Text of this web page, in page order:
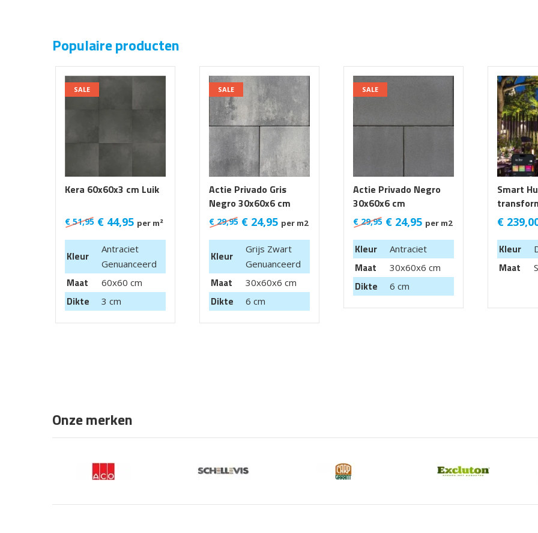
Populaire producten
Kera 60x60x3 cm Luik
€51,95 € 44,95 per m²
SALE
Kleur
Antraciet
Genuanceerd
Maat 60x60 cm
Dikte 3 cm
Actie Privado Gris
Negro 30x60x6 cm
€29,95 € 24,95 per m2
SALE
Kleur
Grijs Zwart
Genuanceerd
Maat 30x60x6 cm
Dikte 6 cm
Actie Privado Negro
30x60x6 cm
€29,95 € 24,95 per m2
SALE
Kleur Antraciet
Maat 30x60x6 cm
Dikte 6 cm
Smart
€
Kleur
Maat
Onze merken